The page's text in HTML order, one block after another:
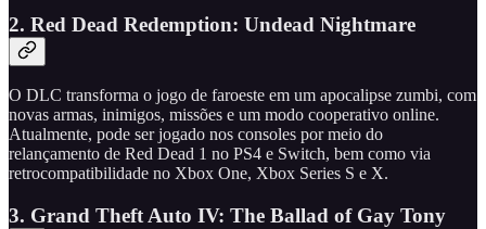
2. Red Dead Redemption: Undead Nightmare
O DLC transforma o jogo de faroeste em um apocalipse zumbi, com
novas armas, inimigos, missões e um modo cooperativo online.
Atualmente, pode ser jogado nos consoles por meio do
relançamento de Red Dead 1 no PS4 e Switch, bem como via
retrocompatibilidade no Xbox One, Xbox Series S e X.
3. Grand Theft Auto IV: The Ballad of Gay Tony